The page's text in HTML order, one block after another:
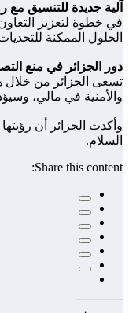
آلية جديدة للتنسيق مع
في خطوة لتعزيز
الحلول الممكنة
دور الجزائر في منع
تسعى الجزائر من خلال
والأمنية في مالي،
وأكدت الجزائر أن
السلام.
Share this content: